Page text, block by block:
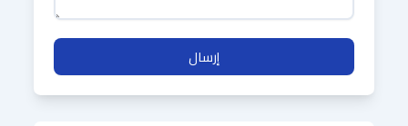
إرسال